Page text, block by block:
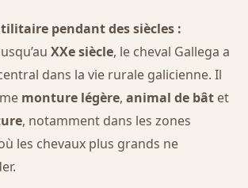
pendant des siècles :
XXe siècle, le cheval Gallega a
dans la vie rurale galicienne. Il
monture légère, animal de bâtet
, notamment dans les zones
les chevaux plus grands ne